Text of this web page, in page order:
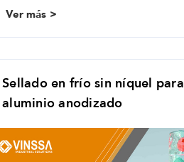
Ver más
Sellado en frío sin níquel para
aluminio anodizado